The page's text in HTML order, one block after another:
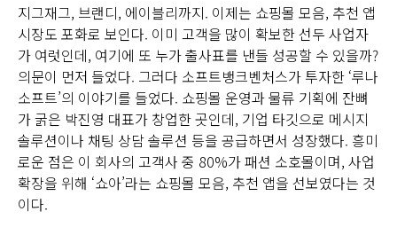
지그재그, 브랜디, 에이블리까지. 이제는 쇼핑몰 모음, 추천 앱
시장도 포화로 보인다. 이미 고객을 많이 확보한 선두 사업자
가 여럿인데, 여기에 또 누가 출사표를 낸들 성공할 수 있을까?
의문이 먼저 들었다. 그러다 소프트뱅크벤처스가 투자한 ‘루나
소프트’의 이야기를 들었다. 쇼핑몰 운영과 물류 기획에 잔뼈
가 굵은 박진영 대표가 창업한 곳인데, 기업 타깃으로 메시지
솔루션이나 채팅 상담 솔루션 등을 공급하면서 성장했다. 흥미
로운 점은 이 회사의 고객사 중 80%가 패션 소호몰이며, 사업
확장을 위해 ‘쇼아’라는 쇼핑몰 모음, 추천 앱을 선보였다는 것
이다.